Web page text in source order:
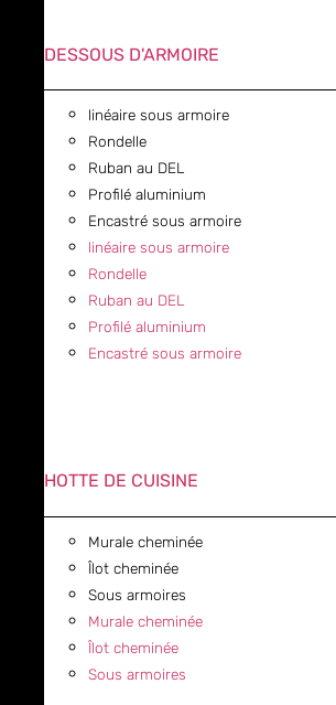
DESSOUS D'ARMOIRE
linéaire sous armoire
Rondelle
Ruban au DEL
Profilé aluminium
Encastré sous armoire
linéaire sous armoire
Rondelle
Ruban au DEL
Profilé aluminium
Encastré sous armoire
HOTTE DE CUISINE
Murale cheminée
Îlot cheminée
Sous armoires
Murale cheminée
Îlot cheminée
Sous armoires